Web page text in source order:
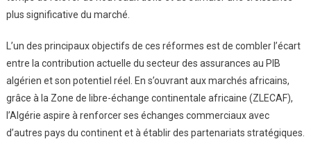
plus significative du marché.
L’un des principaux objectifs de ces réformes est de combler l’écart
entre la contribution actuelle du secteur des assurances au PIB
algérien et son potentiel réel. En s’ouvrant aux marchés africains,
grâce à la Zone de libre-échange continentale africaine (ZLECAF),
l’Algérie aspire à renforcer ses échanges commerciaux avec
d’autres pays du continent et à établir des partenariats stratégiques.